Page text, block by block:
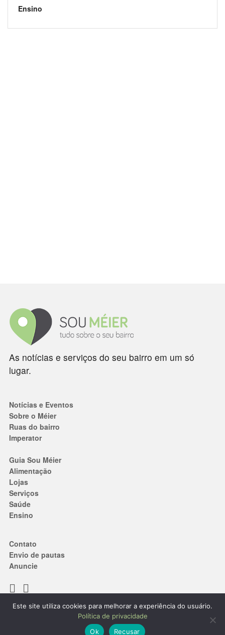
Ensino
As notícias e serviços do seu bairro em um só
lugar.
Notícias e Eventos
Sobre o Méier
Ruas do bairro
Imperator
Guia Sou Méier
Alimentação
Lojas
Serviços
Saúde
Ensino
Contato
Envio de pautas
Anuncie
Termos de Uso|Política de privacidade
® 2019. Todos os direitos reservados.
Este site utiliza cookies para melhorar a experiência do usuário.
Política de privacidade
Ok
Recusar